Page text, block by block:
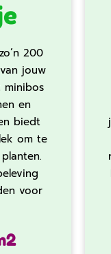
200
jouw
minibos
en
biedt
om te
voor